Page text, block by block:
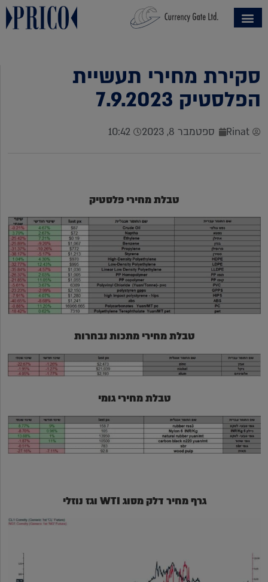
סקירת מחירי תעשיית
הפלסטיק 7.9.2023
Rinat ספטמבר 8, 2023 10:42
טבלת מחירי פלסטיק
טבלת מחירי מתכות נבחרות
טבלת מחירי גומי
גרף מחיר דלק מסוג WTI וגז נוזלי